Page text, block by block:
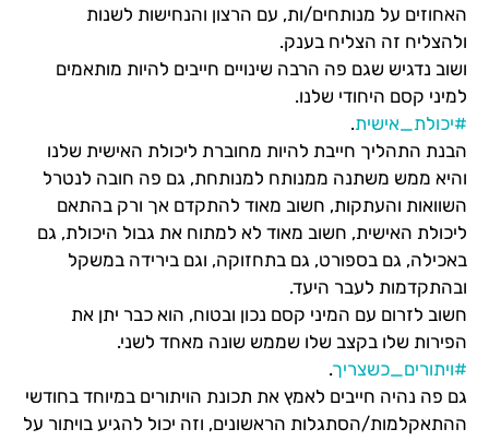
האחוזים על מנותחים/ות, עם הרצון והנחישות לשנות
ולהצליח זה הצליח בענק.
ושוב נדגיש שגם פה הרבה שינויים חייבים להיות מותאמים
למיני קסם היחודי שלנו.
#יכולת_אישית.
הבנת התהליך חייבת להיות מחוברת ליכולת האישית שלנו
והיא ממש משתנה ממנותח למנותחת, גם פה חובה לנטרל
השוואות והעתקות, חשוב מאוד להתקדם אך ורק בהתאם
ליכולת האישית, חשוב מאוד לא למתוח את גבול היכולת, גם
באכילה, גם בספורט, גם בתחזוקה, וגם בירידה במשקל
ובהתקדמות לעבר היעד.
חשוב לזרום עם המיני קסם נכון ובטוח, הוא כבר יתן את
הפירות שלו בקצב שלו שממש שונה מאחד לשני.
#ויתורים_כשצריך.
גם פה נהיה חייבים לאמץ את תכונת הויתורים במיוחד בחודשי
ההתאקלמות/הסתגלות הראשונים, וזה יכול להגיע בויתור על